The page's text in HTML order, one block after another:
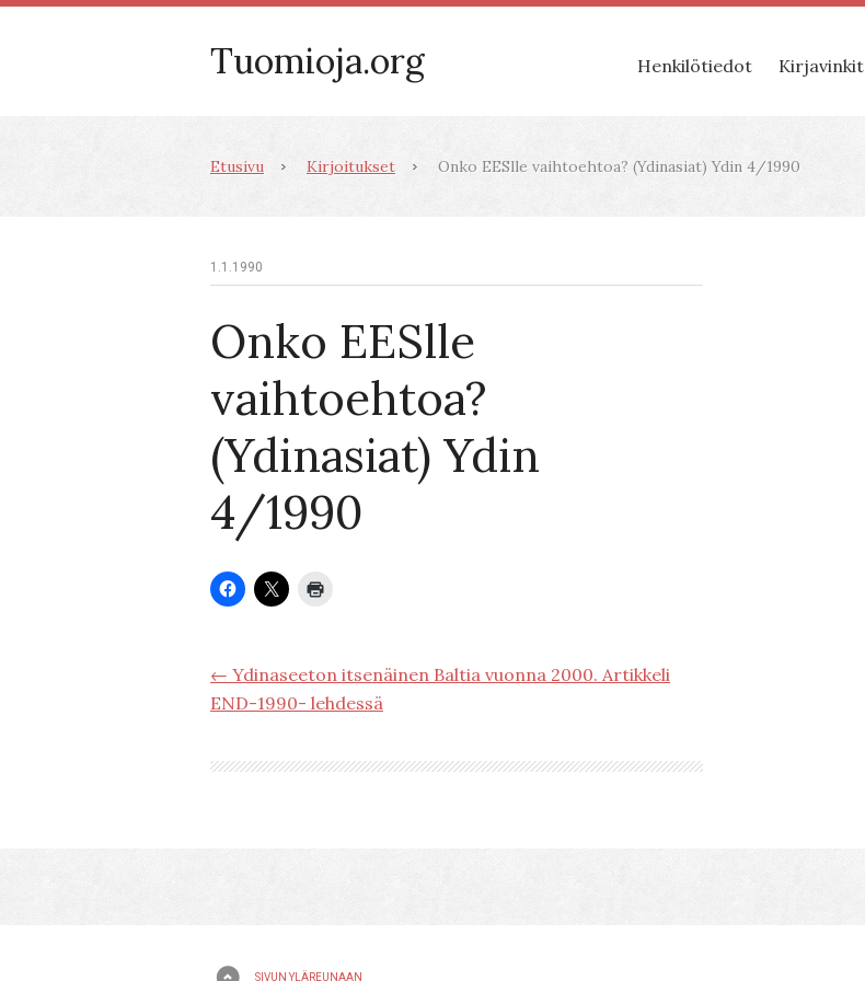
Tuomioja.org Henkilötiedot Kirjavinkit
Etusivu Kirjoitukset Onko EESlle vaihtoehtoa? (Ydinasiat) Ydin 4/1990
1.1.1990
Onko EESlle
vaihtoehtoa?
(Ydinasiat) Ydin
4/1990
← Ydinaseeton itsenäinen Baltia vuonna 2000. Artikkeli
END-1990- lehdessä
SIVUN YLÄREUNAAN